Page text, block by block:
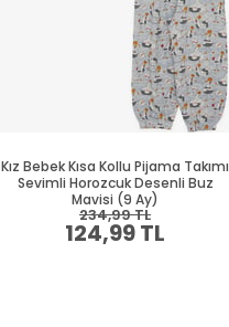
Kız Bebek Kısa Kollu Pijama Takımı
Sevimli Horozcuk Desenli Buz
Mavisi (9 Ay)
124,99 TL
234,99 TL